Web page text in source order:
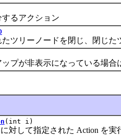
アクション
リーノードを閉じ、閉じた
が非表示になっている場合
(int i)
して指定された Action を実